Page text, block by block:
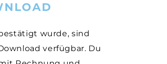
wurde, sind
verfügbar. Du